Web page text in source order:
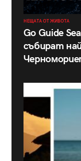
НЕЩАТА ОТ ЖИВОТА
Go Guide
събират